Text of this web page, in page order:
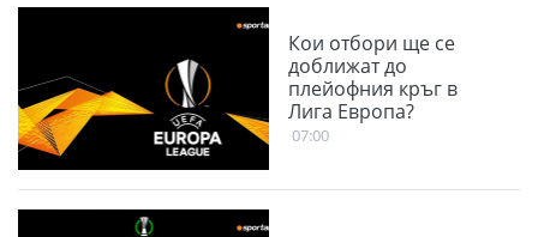
Кои отбори ще се
доближат до
плейофния кръг в
Лига Европа?
07:00